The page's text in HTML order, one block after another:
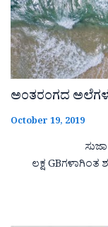
ಅಂತರಂಗದ
October 19, 2019
ಸುಜಾತ
ಲಕ್ಷ